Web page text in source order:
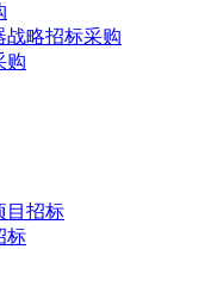
战略招标采购
购
目招标
标